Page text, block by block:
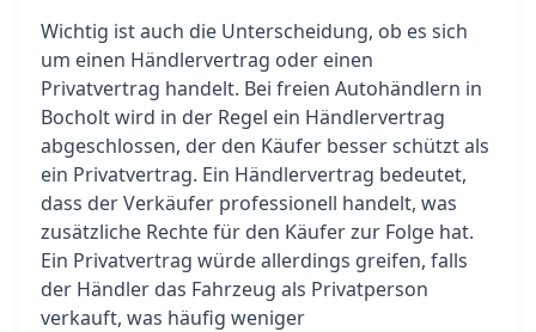
Wichtig ist auch die Unterscheidung, ob es sich
um einen Händlervertrag oder einen
Privatvertrag handelt. Bei freien Autohändlern in
Bocholt wird in der Regel ein Händlervertrag
abgeschlossen, der den Käufer besser schützt als
ein Privatvertrag. Ein Händlervertrag bedeutet,
dass der Verkäufer professionell handelt, was
zusätzliche Rechte für den Käufer zur Folge hat.
Ein Privatvertrag würde allerdings greifen, falls
der Händler das Fahrzeug als Privatperson
verkauft, was häufig weniger